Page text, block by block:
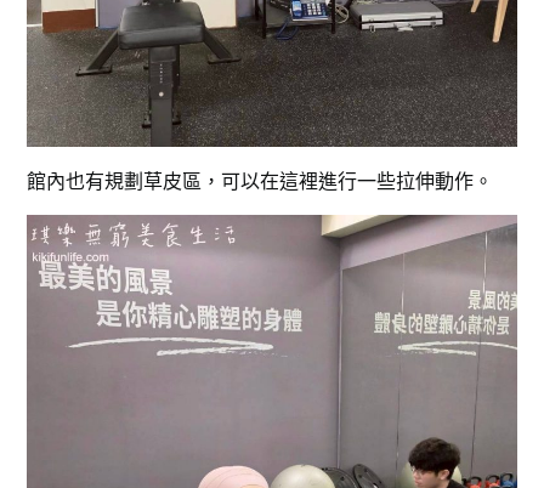
館內也有規劃草皮區，可以在這裡進行一些拉伸動作。